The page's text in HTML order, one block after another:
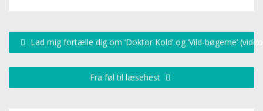
Lad mig fortælle dig om ‘Doktor Kold’ og ‘Vild-bøgerne’
Fra føl til læsehest